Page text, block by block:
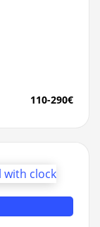
110-290€